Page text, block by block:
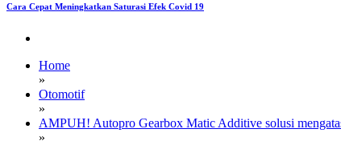
Cara Cepat Meningkatkan Saturasi Efek Covid 19
Home
»
Otomotif
»
AMPUH! Autopro Gearbox Matic Additive solusi
»